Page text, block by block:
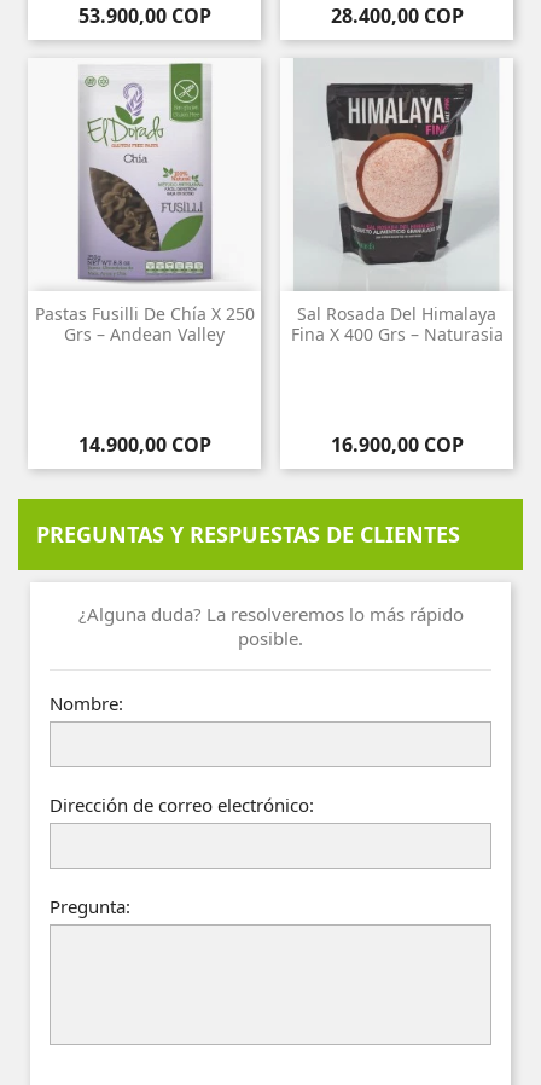
Precio
53.900,00 COP Precio
28.400,00 COP
Pastas Fusilli De Chía X 250
Grs – Andean Valley
Precio
14.900,00 COP
Sal Rosada Del Himalaya
Fina X 400 Grs – Naturasia
Precio
16.900,00 COP
PREGUNTAS Y RESPUESTAS DE CLIENTES
¿Alguna duda? La resolveremos lo más rápido
posible.
Nombre:
Dirección de correo electrónico:
Pregunta: